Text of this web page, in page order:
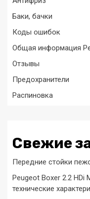
Баки, бачки
Коды ошибок
Общая информация
Отзывы
Предохранители
Распиновка
Свежие
Передние стойки
Peugeot Boxer 2.2 HDi
технические